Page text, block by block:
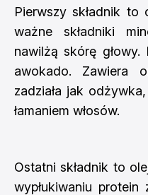
Pierwszy składnik to
ważne składniki
nawilżą skórę
awokado. Zawiera
zadziała jak
łamaniem włosów.
Ostatni składnik to
wypłukiwaniu